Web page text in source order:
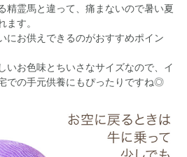
精霊馬と違って、痛まないので暑い夏
す。
にお供えできるのがおすすめポイン
いお色味とちいさなサイズなので、イ
での手元供養にもぴったりですね◎